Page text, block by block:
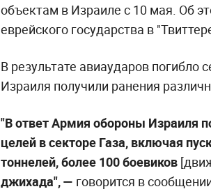
объектам в Израиле с 10 мая. Об
еврейского государства в
В результате авиаударов погибло
Израиля получили ранения
"В ответ Армия обороны Израиля
целей в секторе Газа, включая
тоннелей, более 100 боевиков
джихада", — говорится в